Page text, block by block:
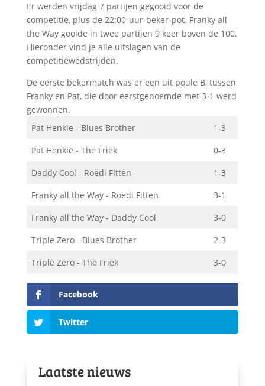
Er werden vrijdag 7 partijen gegooid voor de
competitie, plus de 22:00-uur-beker-pot. Franky all
the Way gooide in twee partijen 9 keer boven de 100.
Hieronder vind je alle uitslagen van de
competitiewedstrijden.
De eerste bekermatch was er een uit poule B, tussen
Franky en Pat, die door eerstgenoemde met 3-1 werd
gewonnen.
Pat Henkie - Blues Brother
1-3
Pat Henkie - The Friek
0-3
Daddy Cool - Roedi Fitten
1-3
Franky all the Way - Roedi Fitten
3-1
Franky all the Way - Daddy Cool
3-0
Triple Zero - Blues Brother
2-3
Triple Zero - The Friek
3-0
Facebook
Twitter
Laatste nieuws